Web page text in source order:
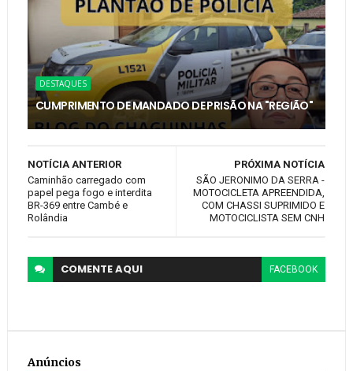
DESTAQUES
CUMPRIMENTO DE MANDADO DE PRISÃO NA "REGIÃO"
PRÓXIMA NOTÍCIA
SÃO JERONIMO DA SERRA -
MOTOCICLETA APREENDIDA,
COM CHASSI SUPRIMIDO E
MOTOCICLISTA SEM CNH
NOTÍCIA ANTERIOR
Caminhão carregado com
papel pega fogo e interdita
BR-369 entre Cambé e
Rolândia
COMENTEAQUI FACEBOOK
Anúncios